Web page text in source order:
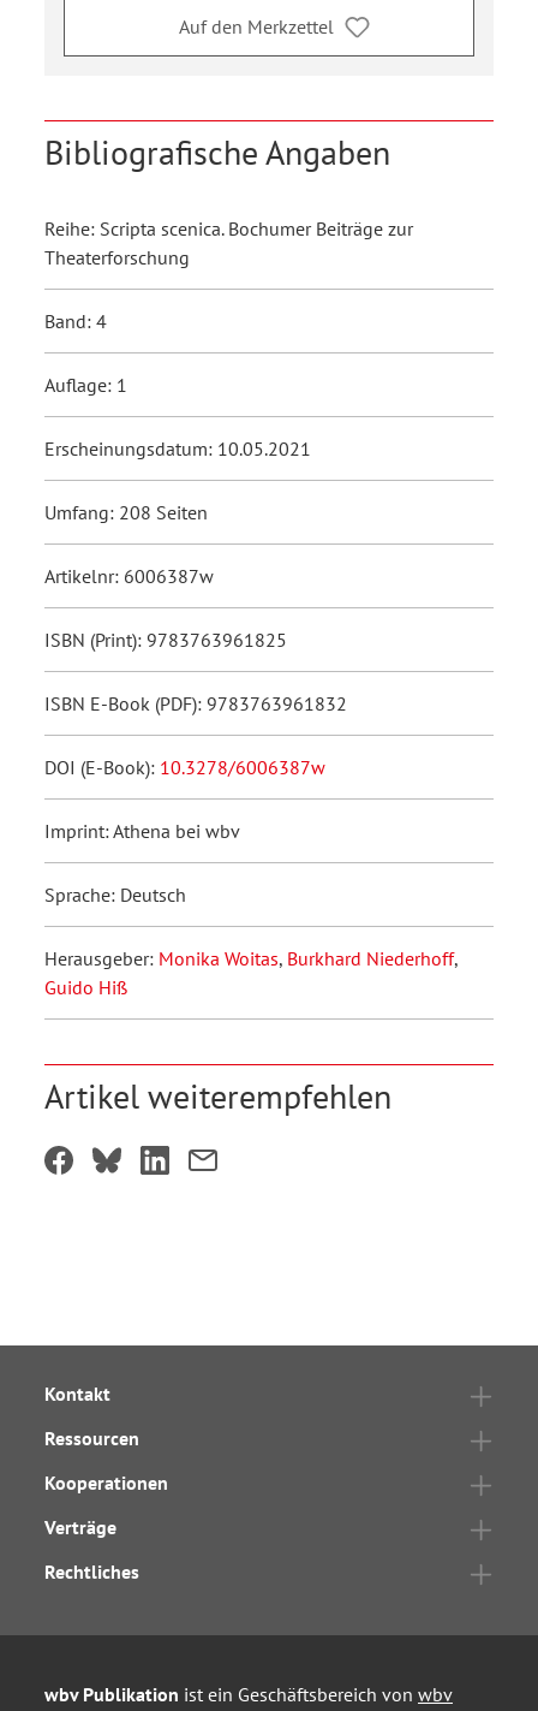
Auf den Merkzettel
Bibliografische Angaben
Reihe: Scripta scenica. Bochumer Beiträge zur
Theaterforschung
Band: 4
Auflage: 1
Erscheinungsdatum: 10.05.2021
Umfang: 208 Seiten
Artikelnr: 6006387w
ISBN (Print): 9783763961825
ISBN E-Book (PDF): 9783763961832
DOI (E-Book): 10.3278/6006387w
Imprint: Athena bei wbv
Sprache: Deutsch
Herausgeber: Monika Woitas, Burkhard Niederhoff,
Guido Hiß
Artikel weiterempfehlen
Kontakt
Ressourcen
Kooperationen
Verträge
Rechtliches
wbv Publikation ist ein Geschäftsbereich von wbv